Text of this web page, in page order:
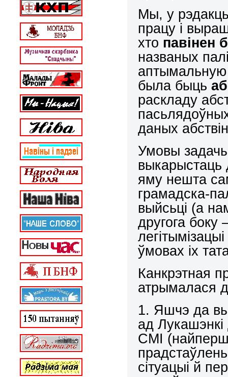
Мы, у
працу і
хто павінен
названых
аптымальную
была быць
раскладу
даных
Умовы задачы
выкарыстаць
яму нешта
грамадска-
выйсьці (а
другога
ўмовах іх
Канкрэтная
атрымалася
1. Яшчэ да
ад
СМІ
сітуацыі й